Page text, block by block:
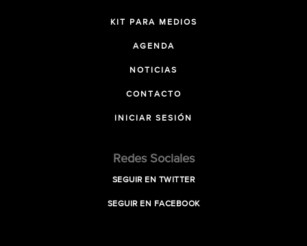
KIT PARA MEDIOS
AGENDA
NOTICIAS
CONTACTO
INICIAR SESIÓN
Redes Sociales
SEGUIR EN TWITTER
SEGUIR EN FACEBOOK